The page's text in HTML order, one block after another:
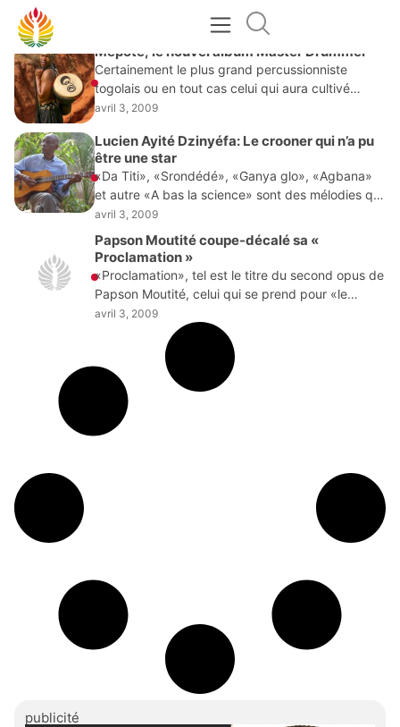
AVRIL 3, 2009
Mépoté, le nouvel album Master Drummer
Certainement le plus grand percussionniste
togolais ou en tout cas celui qui aura cultivé
l’expression musicale par la percussion le plus loin
Sylvester
avril 3, 2009
Lucien Ayité Dzinyéfa: Le crooner qui n’a pu
être une star
«Da Titi», «Srondédé», «Ganya glo», «Agbana»
et autre «A bas la science» sont des mélodies qui
font partie intégrante de sa captivante
discographie. Des chansons bien souvent
programmées sur les
avril 3, 2009
Papson Moutité coupe-décalé sa «
Proclamation »
«Proclamation», tel est le titre du second opus de
Papson Moutité, celui qui se prend pour «le
représentant de la musique ivoirienne au Togo».
Ambassadeur du couper-décaler, il l’est en
avril 3, 2009
publicité